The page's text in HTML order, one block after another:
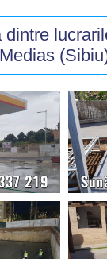
Medias